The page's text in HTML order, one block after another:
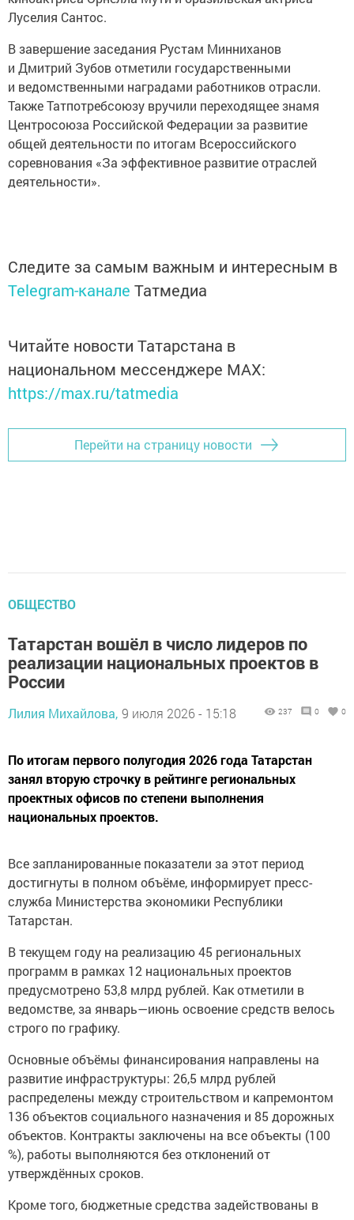
Луселия Сантос.
В завершение заседания Рустам Минниханов
и Дмитрий Зубов отметили государственными
и ведомственными наградами работников отрасли.
Также Татпотребсоюзу вручили переходящее знамя
Центросоюза Российской Федерации за развитие
общей деятельности по итогам Всероссийского
соревнования «За эффективное развитие отраслей
деятельности».
Следите за самым важным и интересным в
Telegram-канале Татмедиа
Читайте новости Татарстана в
национальном мессенджере MАХ:
https://max.ru/tatmedia
Перейти на страницу новости
ОБЩЕСТВО
Татарстан вошёл в число лидеров по
реализации национальных проектов в
России
Лилия Михайлова, 9 июля 2026 - 15:18 237 0 0
По итогам первого полугодия 2026 года Татарстан
занял вторую строчку в рейтинге региональных
проектных офисов по степени выполнения
национальных проектов.
Все запланированные показатели за этот период
достигнуты в полном объёме, информирует пресс-
служба Министерства экономики Республики
Татарстан.
В текущем году на реализацию 45 региональных
программ в рамках 12 национальных проектов
предусмотрено 53,8 млрд рублей. Как отметили в
ведомстве, за январь—июнь освоение средств велось
строго по графику.
Основные объёмы финансирования направлены на
развитие инфраструктуры: 26,5 млрд рублей
распределены между строительством и капремонтом
136 объектов социального назначения и 85 дорожных
объектов. Контракты заключены на все объекты (100
%), работы выполняются без отклонений от
утверждённых сроков.
Кроме того, бюджетные средства задействованы в